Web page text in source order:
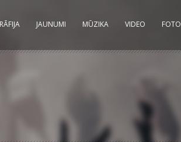
JAUNUMI MŪZIKA VIDEO FOTO